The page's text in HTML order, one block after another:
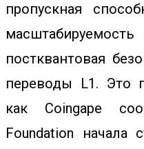
пропускная
постквантовая
переводы L1. Это
как Coingape
Foundation начала